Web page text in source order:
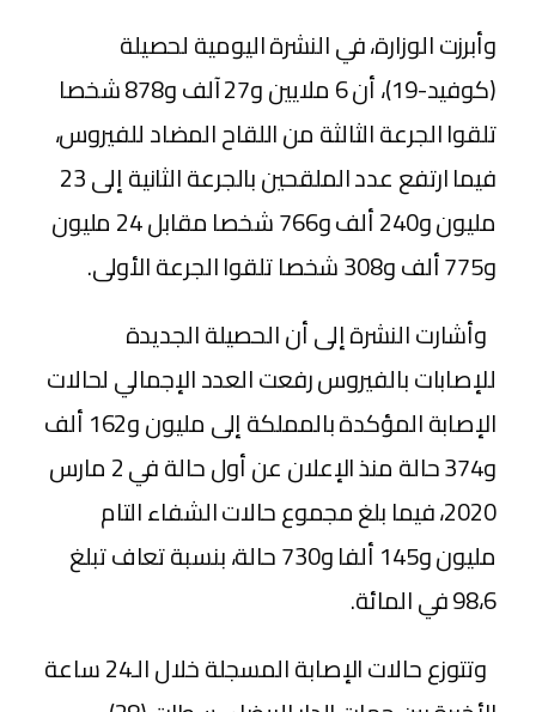
وأبرزت الوزارة، في النشرة اليومية لحصيلة
(كوفيد-19)، أن 6 ملايين و27 آلف و878 شخصا
تلقوا الجرعة الثالثة من اللقاح المضاد للفيروس،
فيما ارتفع عدد الملقحين بالجرعة الثانية إلى 23
مليون و240 ألف و766 شخصا مقابل 24 مليون
و775 ألف و308 شخصا تلقوا الجرعة الأولى.
وأشارت النشرة إلى أن الحصيلة الجديدة
للإصابات بالفيروس رفعت العدد الإجمالي لحالات
الإصابة المؤكدة بالمملكة إلى مليون و162 ألف
و374 حالة منذ الإعلان عن أول حالة في 2 مارس
2020، فيما بلغ مجموع حالات الشفاء التام
مليون و145 ألفا و730 حالة، بنسبة تعاف تبلغ
98،6 في المائة.
وتتوزع حالات الإصابة المسجلة خلال الـ24 ساعة